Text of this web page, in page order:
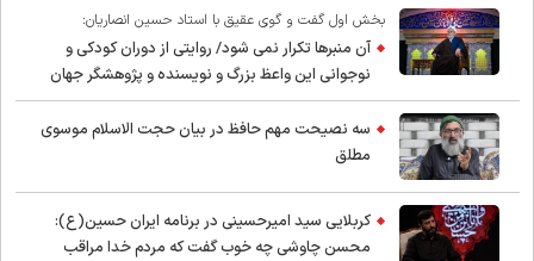
بخش اول گفت و گوی عقیق با استاد حسین انصاریان:
آن منبرها تکرار نمی شود/ روایتی از دوران کودکی و
نوجوانی این واعظ بزرگ و نویسنده و پژوهشگر جهان
اسلام
سه نصیحت مهم حافظ در بیان حجت الاسلام موسوی
مطلق
کربلایی سید امیر‌حسینی در برنامه ایران حسین(ع):
محسن چاوشی چه خوب گفت که مردم خدا مراقب